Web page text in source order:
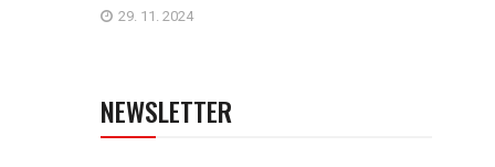
29. 11. 2024
NEWSLETTER